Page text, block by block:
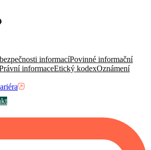
informacíPovinné informační
informaceEtický kodexOznámení